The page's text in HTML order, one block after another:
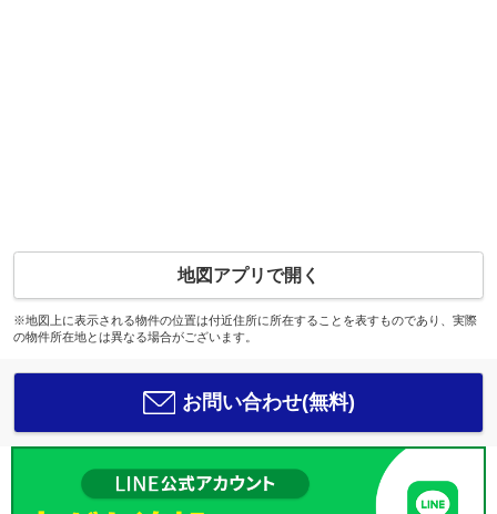
地図アプリで開く
※地図上に表示される物件の位置は付近住所に所在することを表すものであり、実際
の物件所在地とは異なる場合がございます。
お問い合わせ(無料)